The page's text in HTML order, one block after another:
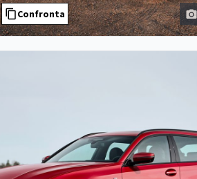
Confronta